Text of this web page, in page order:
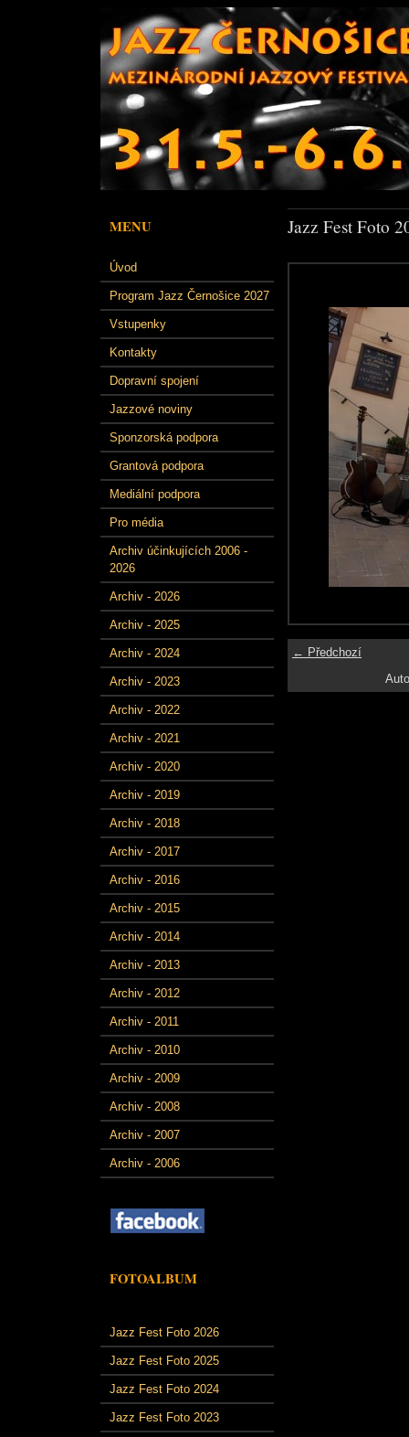
MENU
Úvod
Program Jazz Černošice 2027
Vstupenky
Kontakty
Dopravní spojení
Jazzové noviny
Sponzorská podpora
Grantová podpora
Mediální podpora
Pro média
Archiv účinkujících 2006 -
2026
Archiv - 2026
Archiv - 2025
Archiv - 2024
Archiv - 2023
Archiv - 2022
Archiv - 2021
Archiv - 2020
Archiv - 2019
Archiv - 2018
Archiv - 2017
Archiv - 2016
Archiv - 2015
Archiv - 2014
Archiv - 2013
Archiv - 2012
Archiv - 2011
Archiv - 2010
Archiv - 2009
Archiv - 2008
Archiv - 2007
Archiv - 2006
FOTOALBUM
Jazz Fest Foto 2026
Jazz Fest Foto 2025
Jazz Fest Foto 2024
Jazz Fest Foto 2023
Jazz Fest Foto
← Předchozí